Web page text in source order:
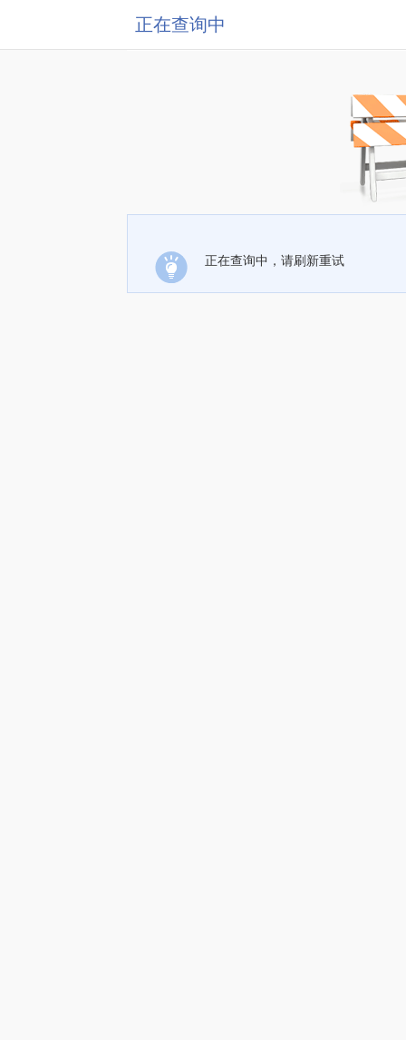
正在查询中
正在查询中，请刷新重试